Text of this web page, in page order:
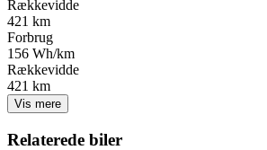
Rækkevidde
421 km
Forbrug
156 Wh/km
Rækkevidde
421 km
Vis mere
Relaterede biler